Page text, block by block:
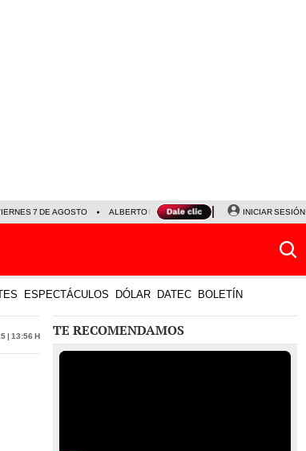
7 DE AGOSTO ALBERTO BENAVIDES NALDY SALDAÑA
INICIAR SESIÓN
ESPECTÁCULOS DÓLAR DATEC BOLETÍN
| 13:56 h TE RECOMENDAMOS